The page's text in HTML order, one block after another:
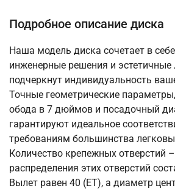
Подробное описание диска
Наша модель диска сочетает в
инженерные решения и эстетичные
подчеркнут индивидуальность
Точные геометрические
обода в 7 дюймов и посадочный
гарантируют идеальное
требованиям большинства
Количество крепежных отверстий
распределения этих отверстий
Вылет равен 40 (ET), а диаметр